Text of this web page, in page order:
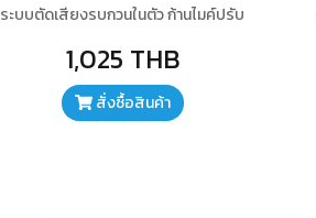
ระบบตัดเสียงรบกวนในตัว ก้านไมค์ปรับ
1,025 THB
สั่งซื้อสินค้า